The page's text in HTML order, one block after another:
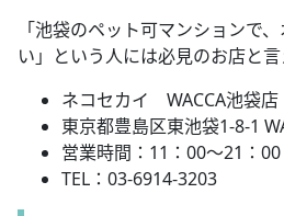
「池袋のペット可マンションで
い」という人には必見のお店と言
ネコセカイ WACCA池袋店
東京都豊島区東池袋1-8-1
営業時間：11：00～21：00
TEL：03-6914-3203